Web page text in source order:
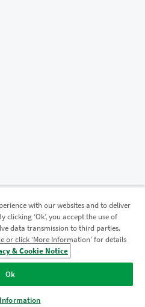
Qlik 社群
Legal Policies
法律條規
Not Share My Info
with our websites and to deliver
‘Ok’, you accept the use of
data transmission to third parties.
or click ‘More Information’ for details
& Cookie Notice
Ok